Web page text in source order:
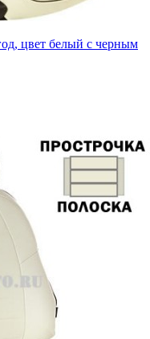
цвет белый с черным